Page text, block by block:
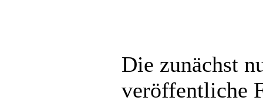
Die zunächst
veröffentliche